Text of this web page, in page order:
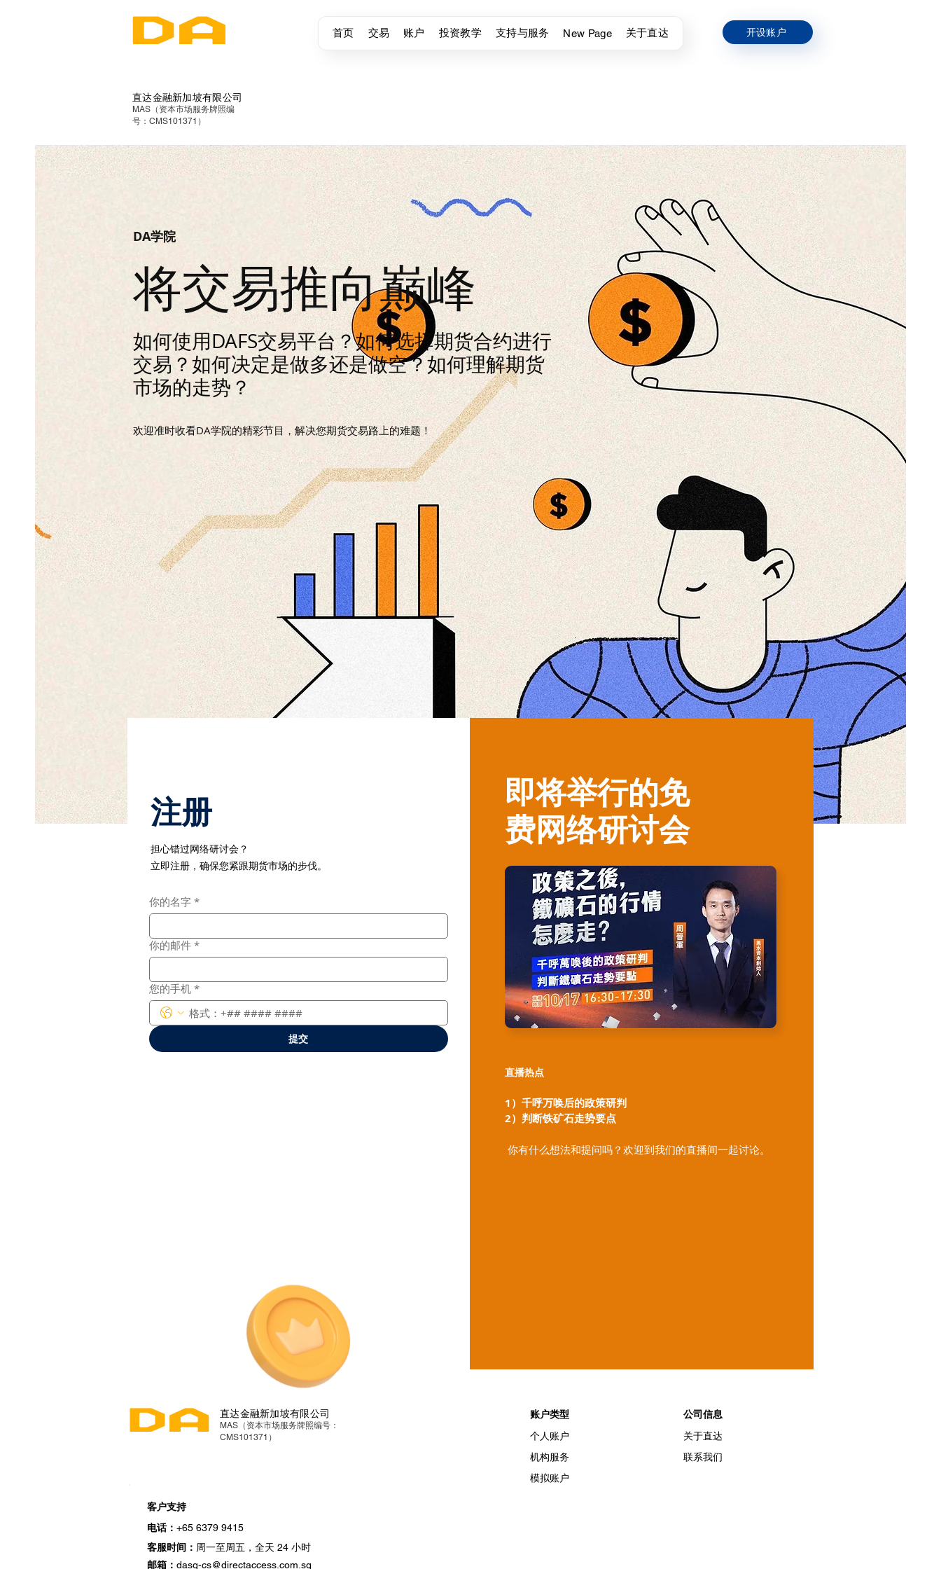
首页 交易 账户 投资教学 支持与服务 New Page 关于直达 开设账户
直达金融新加坡有限公司
MAS（资本市场服务牌照编
号：CMS101371）
​DA学院
​将交易推向巅峰
​如何使用DAFS交易平台？如何选择期货合约进行
交易？如何决定是做多还是做空？如何理解期货
市场的走势？
​欢迎准时收看DA学院的精彩节目，解决您期货交易路上的难题！
​注册
​担心错过网络研讨会？
立即注册，确保您紧跟期货市场的步伐。
你的名字 *
你的邮件 *
您的手机 *
提交
​即将举行的免
费网络研讨会
直播热点
1）千呼万唤后的政策研判
2）判断铁矿石走势要点
你有什么想法和提问吗？欢迎到我们的直播间一起讨论。
直达金融新加坡有限公司
MAS（资本市场服务牌照编号：
CMS101371）
客户支持
电话： +65 6379 9415
客服时间： 周一至周五，全天 24 小时
邮箱： dasg-cs@directaccess.com.sg
账户类型
个人账户
机构服务
模拟账户
公司信息
关于直达
联系我们